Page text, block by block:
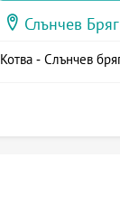
Слънчев Бряг
Котва - Слънчев